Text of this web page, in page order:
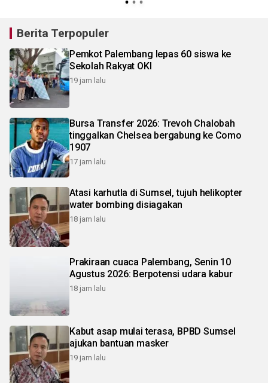
Berita Terpopuler
Pemkot Palembang lepas 60 siswa ke
Sekolah Rakyat OKI
19 jam lalu
Bursa Transfer 2026: Trevoh Chalobah
tinggalkan Chelsea bergabung ke Como
1907
17 jam lalu
Atasi karhutla di Sumsel, tujuh helikopter
water bombing disiagakan
18 jam lalu
Prakiraan cuaca Palembang, Senin 10
Agustus 2026: Berpotensi udara kabur
18 jam lalu
Kabut asap mulai terasa, BPBD Sumsel
ajukan bantuan masker
19 jam lalu